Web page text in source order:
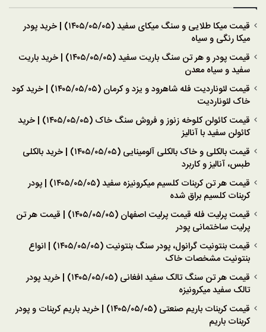
قیمت میکا طلایی و سنگ میکای سفید (۱۴۰۵/۰۵/۰۵) | خرید پودر
میکا رنگی و سیاه
قیمت پودر و هر تن سنگ باریت سفید (۱۴۰۵/۰۵/۰۵) | خرید باریت
سفید و سیاه معدن
قیمت لئوناردیت فله شاهرود و یزد و کرمان (۱۴۰۵/۰۵/۰۵) | خرید کود
خاک لئوناردیت
قیمت کائولن کلوخه زنوز و فروش سنگ خاک (۱۴۰۵/۰۵/۰۵) | خرید
کائولن سفید با آنالیز
قیمت بالکلی و خاک بالکلی آلومینایی (۱۴۰۵/۰۵/۰۵) | خرید بالکلی
طبس، آنالیز و کاربرد
قیمت هر تن کربنات کلسیم میکرونیزه سفید (۱۴۰۵/۰۵/۰۵) | پودر
کربنات کلسیم براق شده
قیمت پرلیت فله قیمت پرلیت اصفهان (۱۴۰۵/۰۵/۰۵) | قیمت هر تن
پرلیت ساختمانی پودر
قیمت بنتونیت گرانول، پودر سنگ بنتونیت (۱۴۰۵/۰۵/۰۵) | انواع
بنتونیت مشخصات خاک
قیمت هر تن سنگ تالک سفید افغانی (۱۴۰۵/۰۵/۰۵) | خرید پودر
تالک سفید میکرونیزه
قیمت کربنات باریم صنعتی (۱۴۰۵/۰۵/۰۵) | خرید باریم کربنات و پودر
کربنات باریم